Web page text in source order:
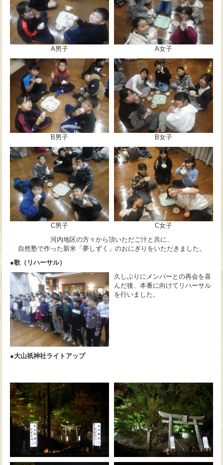
A男子 A女子
B男子 B女子
C男子
C女子
河内地区の方々から頂いただご汁と共に、
自然塾で作った新米「夢しずく」のおにぎりをいただきました。
●歌（リハーサル）
久しぶりにメンバーとの再会を喜
んだ後、本番に向けてリハーサル
を行いました。
●大山祇神社ライトアップ